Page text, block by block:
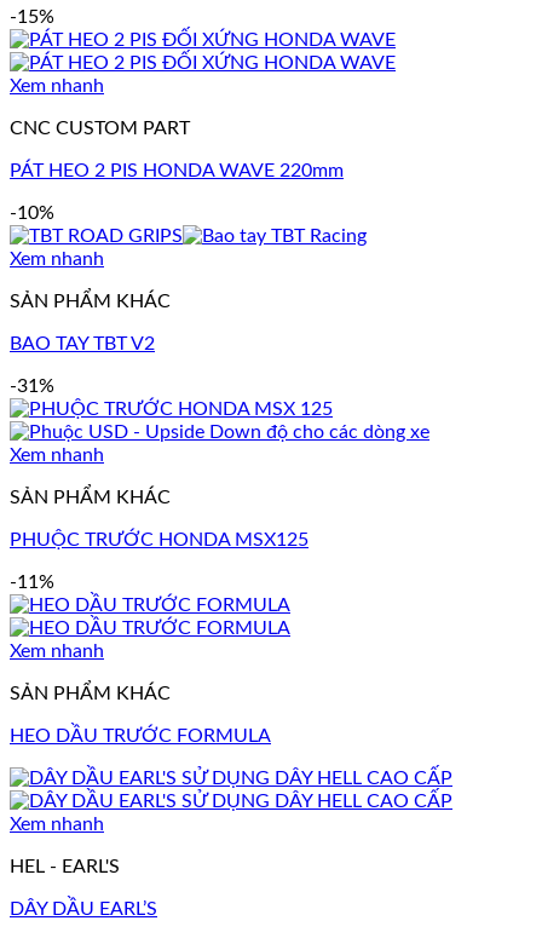
-15%
Xem nhanh
CNC CUSTOM PART
PÁT HEO 2 PIS HONDA WAVE 220mm
-10%
Xem nhanh
SẢN PHẨM KHÁC
BAO TAY TBT V2
-31%
Xem nhanh
SẢN PHẨM KHÁC
PHUỘC TRƯỚC HONDA MSX125
-11%
Xem nhanh
SẢN PHẨM KHÁC
HEO DẦU TRƯỚC FORMULA
Xem nhanh
HEL - EARL'S
DÂY DẦU EARL’S